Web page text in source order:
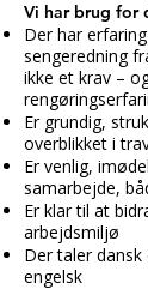
Vi har brug for
Der har
sengeredning
ikke et krav –
Er grundig,
overblikket i
Er venlig,
samarbejde,
Er klar til at
arbejdsmiljø
Der taler
engelsk​